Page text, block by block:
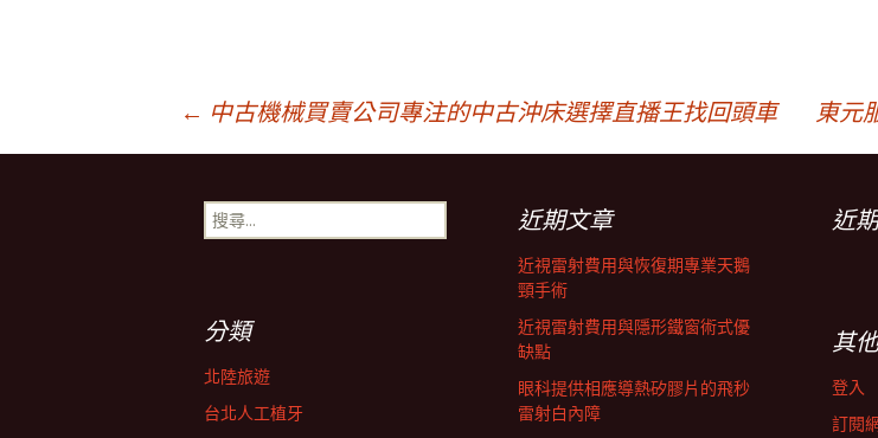
← 中古機械買賣公司專注的中古沖床選擇直播王找回頭車 東元
搜
尋
近期文章
近視雷射費用與恢復期專業天鵝
頸手術
近視雷射費用與隱形鐵窗術式優
缺點
眼科提供相應導熱矽膠片的飛秒
雷射白內障
近
分類
北陸旅遊
台北人工植牙
其
登入
訂閱